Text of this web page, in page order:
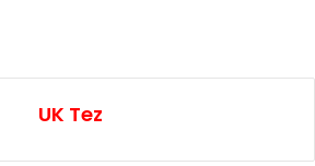
UK Tez